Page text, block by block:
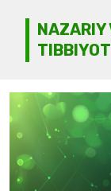
NAZARIY